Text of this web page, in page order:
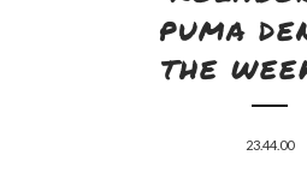
PUMA
THE
23.44.00